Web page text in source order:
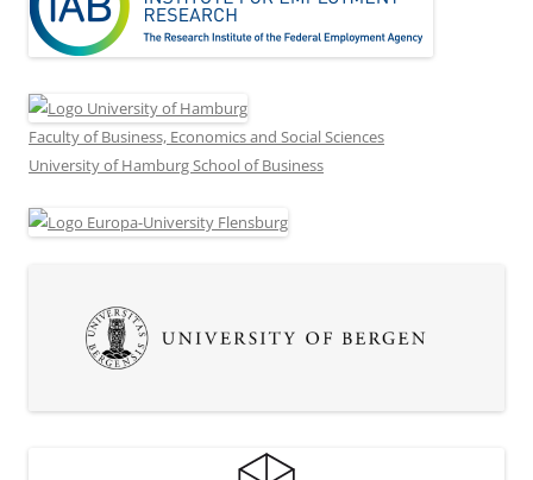
Faculty of Business, Economics and Social Sciences
University of Hamburg School of Business